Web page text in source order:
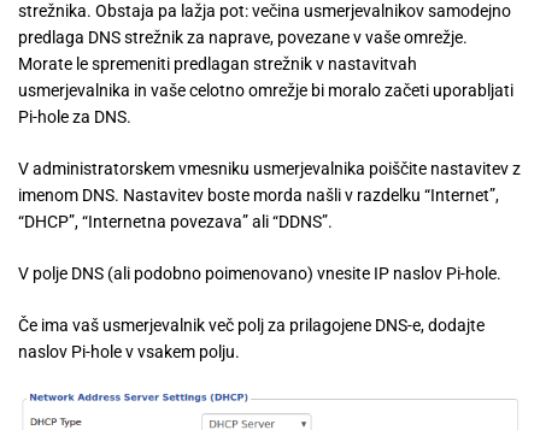
strežnika. Obstaja pa lažja pot: večina usmerjevalnikov samodejno
predlaga DNS strežnik za naprave, povezane v vaše omrežje.
Morate le spremeniti predlagan strežnik v nastavitvah
usmerjevalnika in vaše celotno omrežje bi moralo začeti uporabljati
Pi-hole za DNS.
V administratorskem vmesniku usmerjevalnika poiščite nastavitev z
imenom DNS. Nastavitev boste morda našli v razdelku “Internet”,
“DHCP”, “Internetna povezava” ali “DDNS”.
V polje DNS (ali podobno poimenovano) vnesite IP naslov Pi-hole.
Če ima vaš usmerjevalnik več polj za prilagojene DNS-e, dodajte
naslov Pi-hole v vsakem polju.